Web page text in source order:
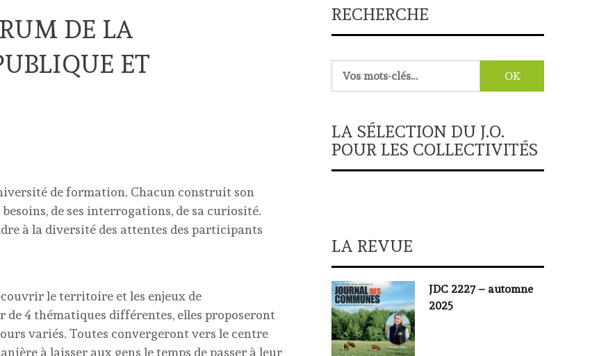
DE LA
ET
de formation. Chacun construit son
de ses interrogations, de sa curiosité.
à la diversité des attentes des participants
le territoire et les enjeux de
4 thématiques différentes, elles proposeront
variés. Toutes convergeront vers le centre
à laisser aux gens le temps de passer à leur
RECHERCHE
LA SÉLECTION DU J.O.
POUR LES COLLECTIVITÉS
LA REVUE
JDC 2227 – automne
2025